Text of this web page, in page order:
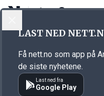
Emne:
KORT FORTALT
Aukar oljepengebruken
LAST NED
Få nett.no som app på
de siste nyhetene.
Last ned fra
Google Play